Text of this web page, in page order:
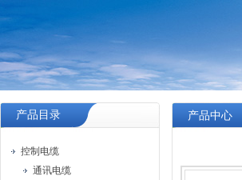
产品目录
控制电缆
通讯电缆
产品中心